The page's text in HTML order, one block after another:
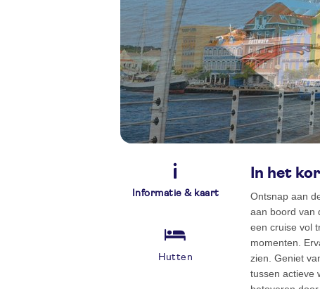
Informatie & kaart
Hutten
In het
Ontsnap aan
aan boord van
een cruise vol
momenten.
zien. Geniet
tussen actieve